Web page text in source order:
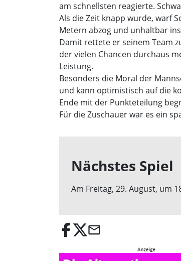
am schnellsten reagierte.
Als die Zeit knapp wurde, warf
Metern abzog und unhaltbar
Damit rettete er seinem Team
der vielen Chancen durchaus
Leistung.
Besonders die Moral der
und kann optimistisch auf die
Ende mit der Punkteteilung
Für die Zuschauer war es ein
Nächstes Spiel
Am Freitag, 29. August, um
email